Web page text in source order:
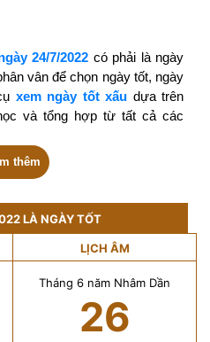
24/7/2022 có phải là ngày
vân để chọn ngày tốt, ngày
xem ngày tốt xấu dựa trên
và tổng hợp từ tất cả các
thêm
LÀ NGÀY TỐT
LỊCH ÂM
Tháng 6 năm Nhâm Dần
26